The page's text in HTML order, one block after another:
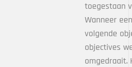
toegestaan
Wanneer
volgende
objectives
omgedraait.